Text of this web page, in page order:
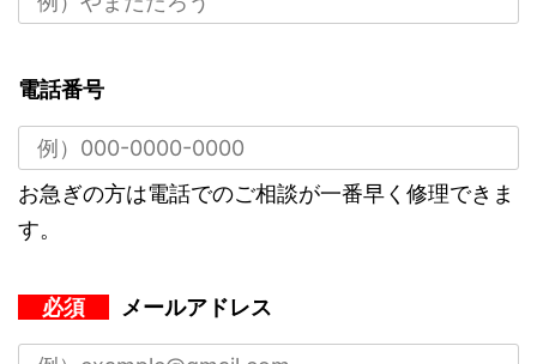
電話番号
お急ぎの方は電話でのご相談が一番早く修理できま
す。
必須 メールアドレス